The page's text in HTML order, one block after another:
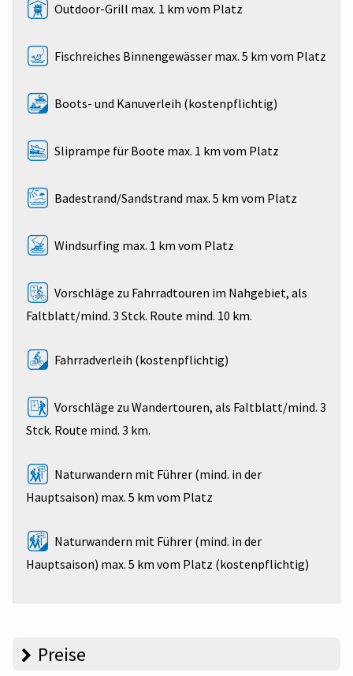
Outdoor-Grill max. 1 km vom Platz
Fischreiches Binnengewässer max. 5 km vom Platz
Boots- und Kanuverleih (kostenpflichtig)
Sliprampe für Boote max. 1 km vom Platz
Badestrand/Sandstrand max. 5 km vom Platz
Windsurfing max. 1 km vom Platz
Vorschläge zu Fahrradtouren im Nahgebiet, als
Faltblatt/mind. 3 Stck. Route mind. 10 km.
Fahrradverleih (kostenpflichtig)
Vorschläge zu Wandertouren, als Faltblatt/mind. 3
Stck. Route mind. 3 km.
Naturwandern mit Führer (mind. in der
Hauptsaison) max. 5 km vom Platz
Naturwandern mit Führer (mind. in der
Hauptsaison) max. 5 km vom Platz (kostenpflichtig)
Preise